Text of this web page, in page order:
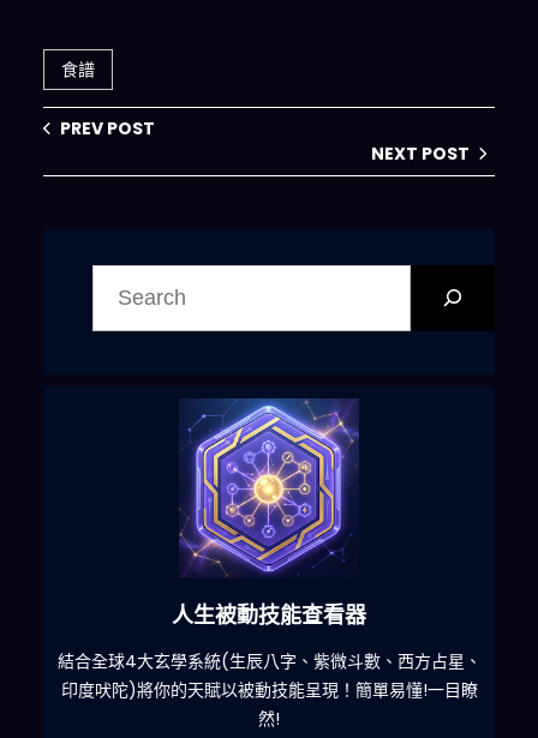
食譜
PREV POST
NEXT POST
人生被動技能查看器
結合全球4大玄學系統(生辰八字、紫微斗數、西方占星、
印度吠陀)將你的天賦以被動技能呈現！簡單易懂!一目瞭
然!